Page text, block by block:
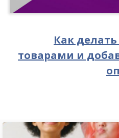
Как
товарами и